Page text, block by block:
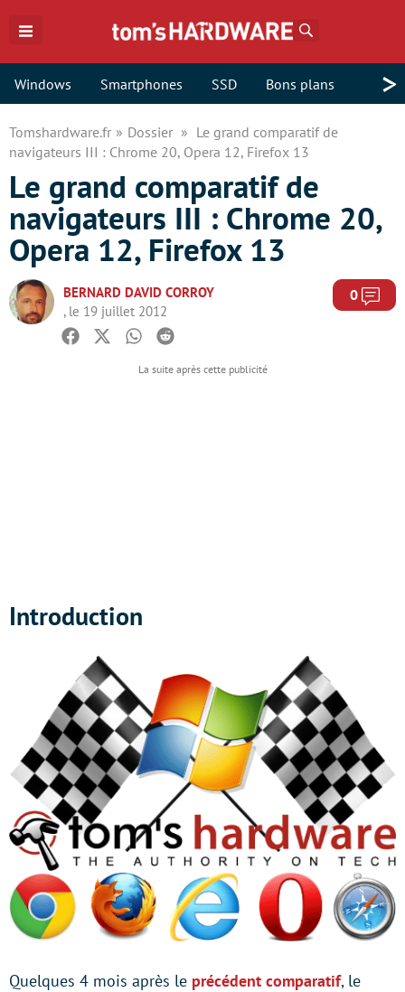
Windows Smartphones SSD Bons plans >
Tomshardware.fr Dossier
Le grand comparatif de
navigateurs III : Chrome 20, Opera 12, Firefox 13
Le grand comparatif de
navigateurs III : Chrome 20,
Opera 12, Firefox 13
BERNARD DAVID CORROY
, le 19 juillet 2012
0
Facebook
TwitterWhatsapp
Reddit
Introduction
Quelques 4 mois après le précédent comparatif, le